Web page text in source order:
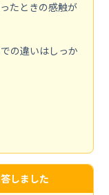
たときの感触が
の違いはしっか
しました